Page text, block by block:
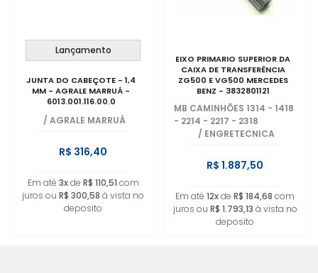
Lançamento
JUNTA DO CABEÇOTE - 1,4
MM - AGRALE MARRUÁ -
6013.001.116.00.0
/ AGRALE MARRUÁ
R$ 316,40
Em até 3xde R$ 110,51 com
juros ou R$ 300,58 à vista no
deposito
EIXO PRIMARIO SUPERIOR DA
CAIXA DE TRANSFERÊNCIA
ZG500 E VG500 MERCEDES
BENZ - 3832801121
MB CAMINHÕES 1314 - 1418
- 2214 - 2217 - 2318
/ ENGRETECNICA
R$ 1.887,50
Em até 12xde R$ 184,68 com
juros ou R$ 1.793,13 à vista no
deposito